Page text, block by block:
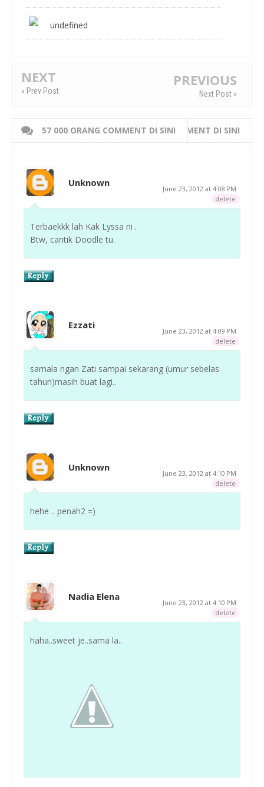
undefined
NEXT
« Prev Post
PREVIOUS
Next Post »
57 000 ORANG COMMENT DI SINI
WRITE 000 ORANG COMMENT DI SINI
Unknown
June 23, 2012 at 4:08 PM
delete
Terbaekkk lah Kak Lyssa ni .
Btw, cantik Doodle tu.
Ezzati
June 23, 2012 at 4:09 PM
delete
samala ngan Zati sampai sekarang (umur sebelas
tahun)masih buat lagi..
Unknown
June 23, 2012 at 4:10 PM
delete
hehe .. penah2 =)
Nadia Elena
June 23, 2012 at 4:10 PM
delete
haha..sweet je..sama la..